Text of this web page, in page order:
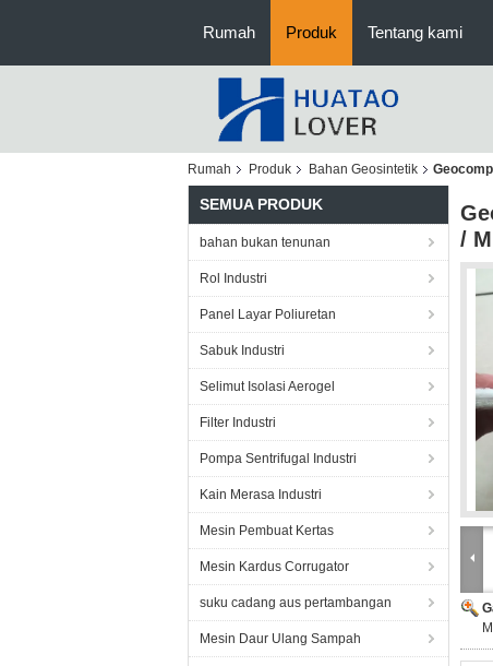
Rumah Produk Tentang kami
Rumah Produk Bahan Geosintetik
SEMUA PRODUK
bahan bukan tenunan
Rol Industri
Panel Layar Poliuretan
Sabuk Industri
Selimut Isolasi Aerogel
Filter Industri
Pompa Sentrifugal Industri
Kain Merasa Industri
Mesin Pembuat Kertas
Mesin Kardus Corrugator
suku cadang aus pertambangan
Mesin Daur Ulang Sampah
/ M